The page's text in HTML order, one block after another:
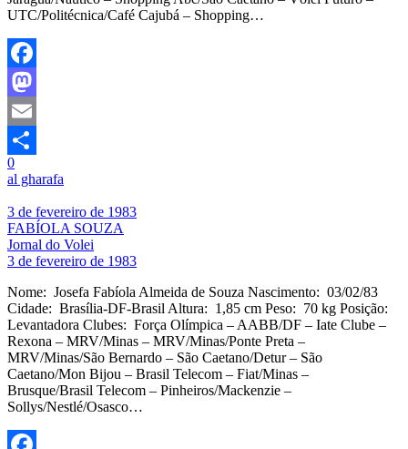
UTC/Politécnica/Café Cajubá – Shopping…
Facebook
Mastodon
Email
Share
0
al gharafa
3 de fevereiro de 1983
FABÍOLA SOUZA
Jornal do Volei
3 de fevereiro de 1983
Nome: Josefa Fabíola Almeida de Souza Nascimento: 03/02/83
Cidade: Brasília-DF-Brasil Altura: 1,85 cm Peso: 70 kg Posição:
Levantadora Clubes: Força Olímpica – AABB/DF – Iate Clube –
Rexona – MRV/Minas – MRV/Minas/Ponte Preta –
MRV/Minas/São Bernardo – São Caetano/Detur – São
Caetano/Mon Bijou – Brasil Telecom – Fiat/Minas –
Brusque/Brasil Telecom – Pinheiros/Mackenzie –
Sollys/Nestlé/Osasco…